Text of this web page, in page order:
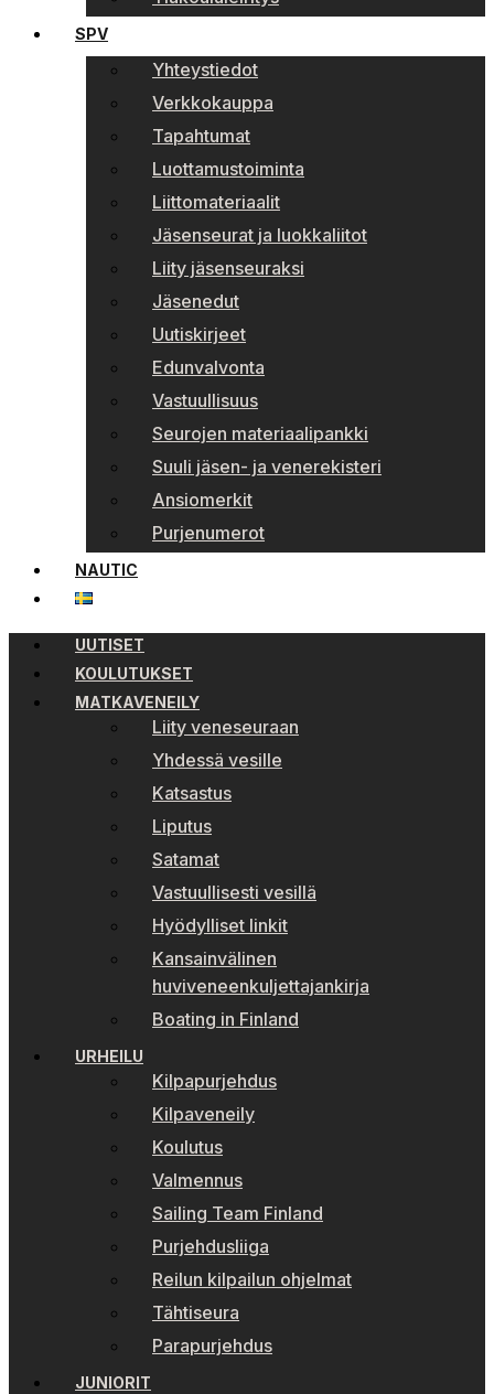
SPV
Yhteystiedot
Verkkokauppa
Tapahtumat
Luottamustoiminta
Liittomateriaalit
Jäsenseurat ja luokkaliitot
Liity jäsenseuraksi
Jäsenedut
Uutiskirjeet
Edunvalvonta
Vastuullisuus
Seurojen materiaalipankki
Suuli jäsen- ja venerekisteri
Ansiomerkit
Purjenumerot
NAUTIC
UUTISET
KOULUTUKSET
MATKAVENEILY
Liity veneseuraan
Yhdessä vesille
Katsastus
Liputus
Satamat
Vastuullisesti vesillä
Hyödylliset linkit
Kansainvälinen
huviveneenkuljettajankirja
Boating in Finland
URHEILU
Kilpapurjehdus
Kilpaveneily
Koulutus
Valmennus
Sailing Team Finland
Purjehdusliiga
Reilun kilpailun ohjelmat
Tähtiseura
Parapurjehdus
JUNIORIT